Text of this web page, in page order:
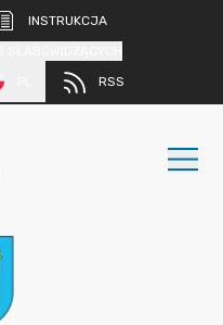
INSTRUKCJA
RSS